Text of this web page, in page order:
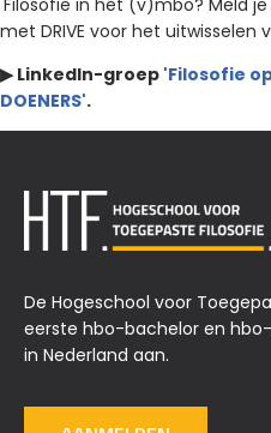
'Filosofie in het (v)mbo? Meld
met DRIVE voor het uitwisselen
▶︎ LinkedIn-groep 'Filosofie
DOENERS'.
De Hogeschool voor
eerste hbo-bachelor en
in Nederland aan.